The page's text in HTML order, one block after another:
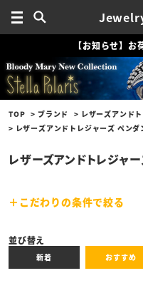
【お知らせ】
TOP ブランド
レザーズアンド
レザーズアンドトレジャーズ ペンダ
レザーズアンドトレジャ
こだわりの条件で絞る
並び替え
新着 おすすめ